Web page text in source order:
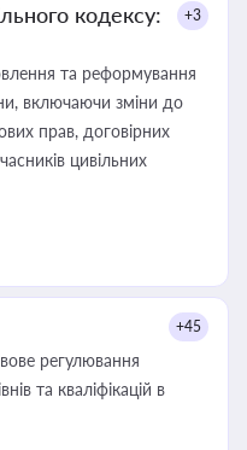
кодексу:
+3
та реформування
включаючи зміни до
прав, договірних
цивільних
+45
регулювання
та кваліфікацій в